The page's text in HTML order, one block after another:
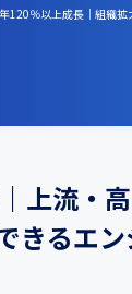
120％以上成長｜組織
上流・
きるエ